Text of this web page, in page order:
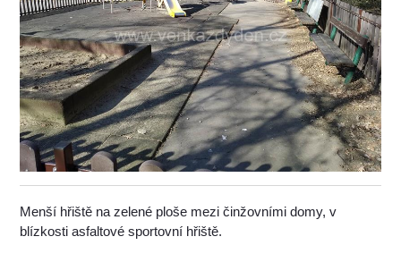
Menší hřiště na zelené ploše mezi činžovními domy, v
blízkosti asfaltové sportovní hřiště.